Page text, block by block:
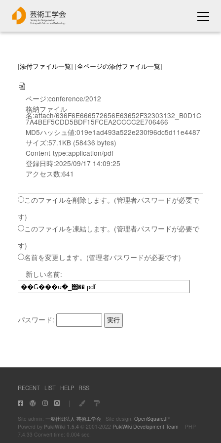
[添付ファイル一覧] [全ページの添付ファイル一覧]
ページ:conference/2012
格納ファイル
名:attach/636F6E666572656E63652F32303132_B0D1C
7A4BEF5CDD5BDF15FCEA2CCCC2E706466
MD5ハッシュ値:019e1ad493a522e230f96dc5d11e4487
サイズ:57.1KB (58436 bytes)
Content-type:application/pdf
登録日時:2025/09/17 14:09:25
アクセス数:641
このファイルを削除します。(管理者パスワードが必要で
す)
このファイルを凍結します。(管理者パスワードが必要で
す)
名前を変更します。(管理者パスワードが必要です)
新しい名前:
パスワード:
RECENT LIST HELP RSS
｜
Site admin: 一般社団法人 芸術工学会Site design: OpenSquareJP
Powerd by PukiWiki 1.5.4 © 2001-2022 PukiWiki Development Team PHP
7.4.33 Convert time: 0.004 sec.